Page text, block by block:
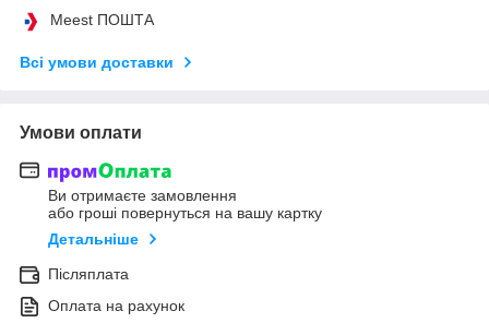
Meest ПОШТА
Всі умови доставки
Умови оплати
Ви отримаєте замовлення
або гроші повернуться на вашу картку
Детальніше
Післяплата
Оплата на рахунок